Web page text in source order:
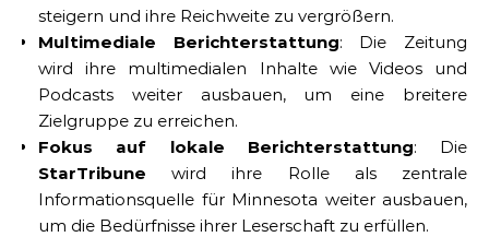
steigern und ihre Reichweite zu vergrößern.
Multimediale Berichterstattung: Die Zeitung
wird ihre multimedialen Inhalte wie Videos und
Podcasts weiter ausbauen, um eine breitere
Zielgruppe zu erreichen.
Fokus auf lokale Berichterstattung: Die
StarTribune wird ihre Rolle als zentrale
Informationsquelle für Minnesota weiter ausbauen,
um die Bedürfnisse ihrer Leserschaft zu erfüllen.